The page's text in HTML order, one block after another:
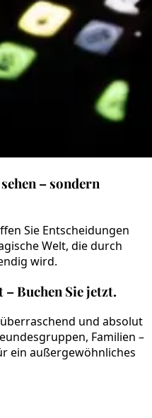
– sondern
Sie Entscheidungen
Welt, die durch
wird.
Buchen Sie jetzt.
und absolut
Familien –
ein außergewöhnliches